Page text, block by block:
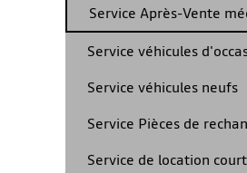
Service Après-Vente
Service véhicules
Service véhicules neufs
Service Pièces de
Service de location